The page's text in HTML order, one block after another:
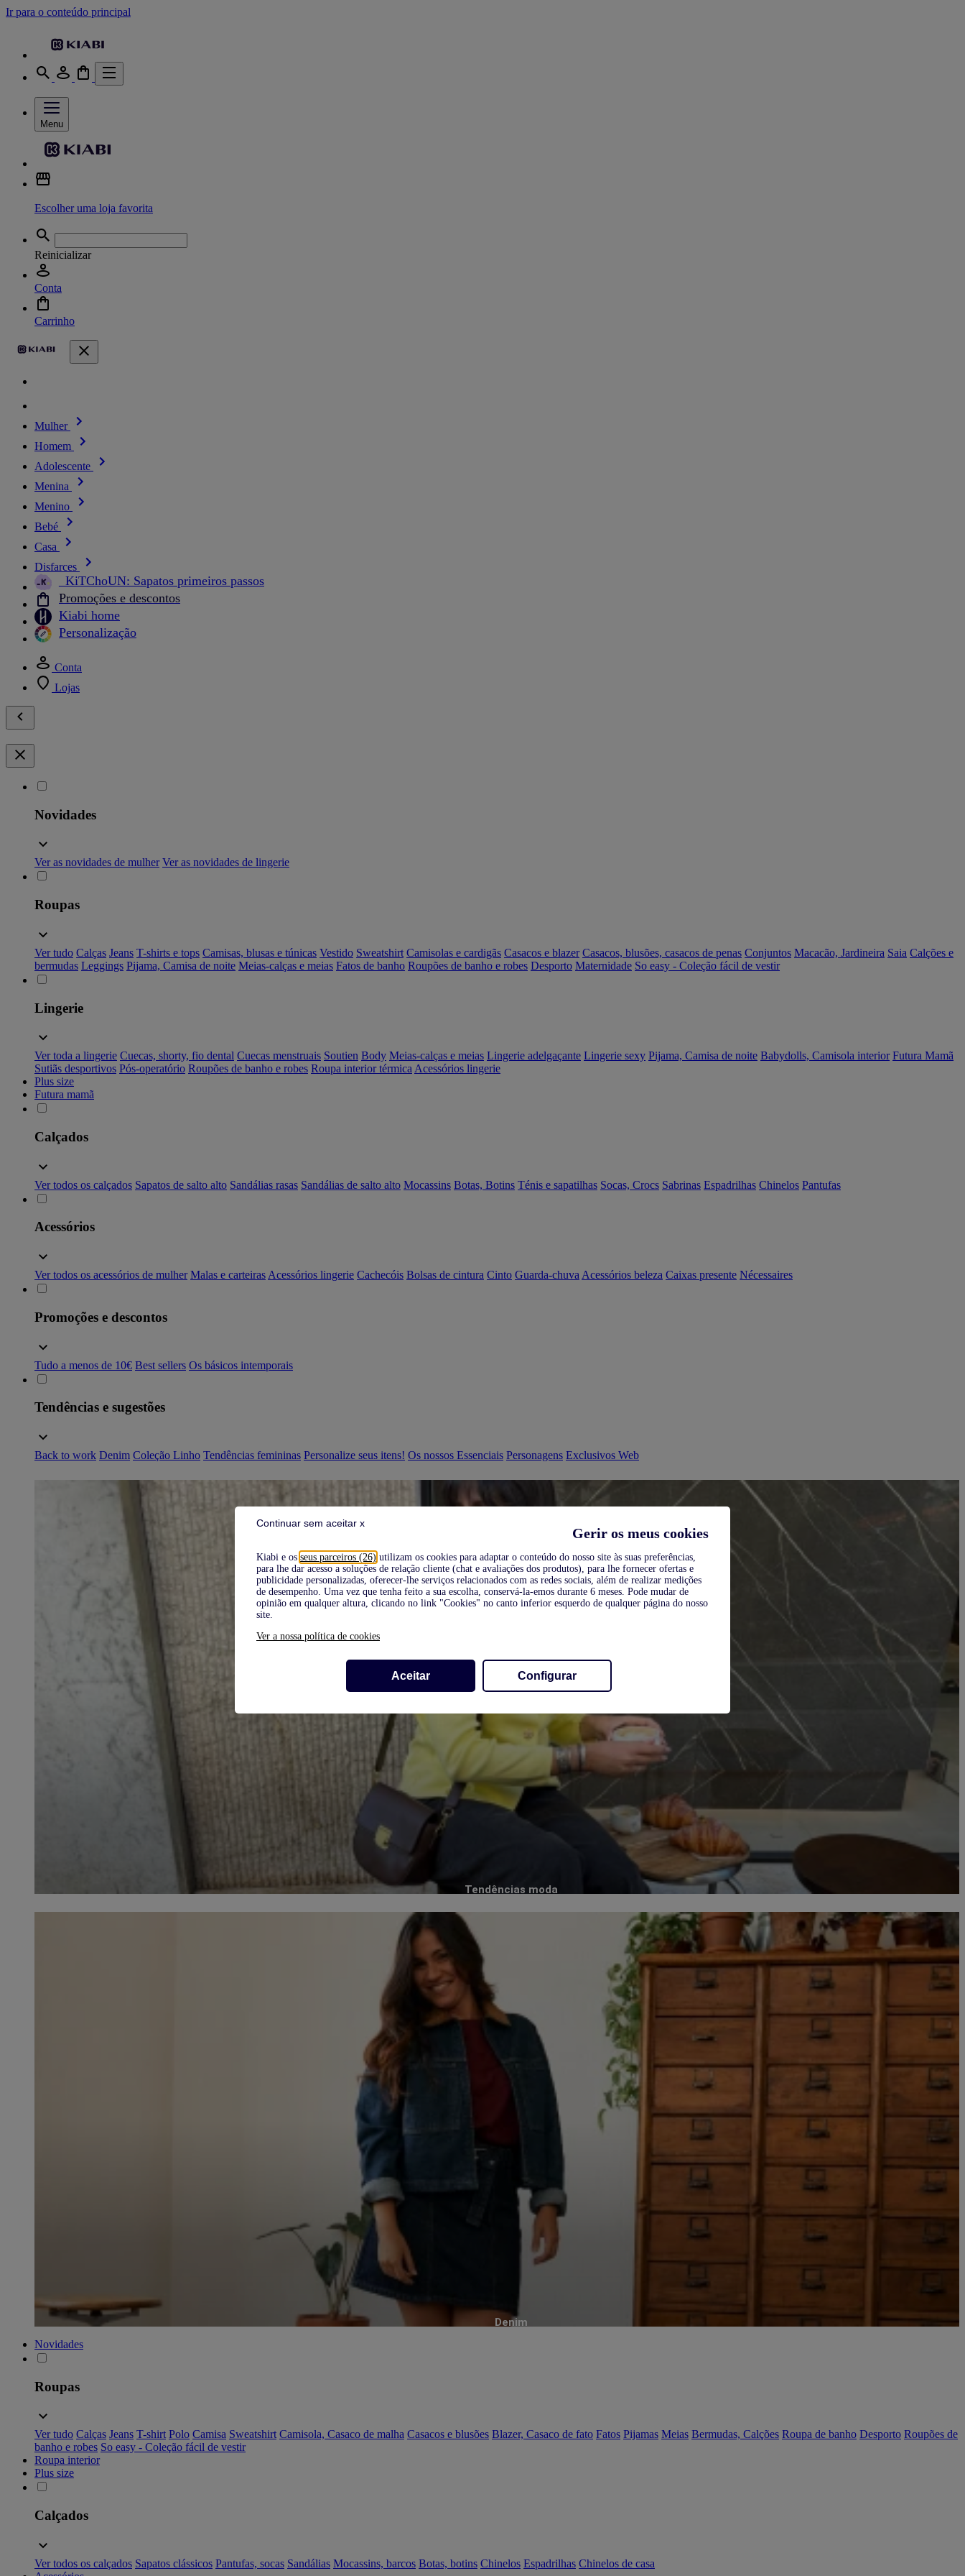
Gerir os meus cookies
Kiabi e os seus parceiros (26) utilizam os cookies para adaptar o conteúdo do nosso site às suas preferências,
para lhe dar acesso a soluções de relação cliente (chat e avaliações dos produtos), para lhe fornecer ofertas e
publicidade personalizadas, oferecer-lhe serviços relacionados com as redes sociais, além de realizar medições
de desempenho. Uma vez que tenha feito a sua escolha, conservá-la-emos durante 6 meses. Pode mudar de
opinião em qualquer altura, clicando no link "Cookies" no canto inferior esquerdo de qualquer página do nosso
site.
Ver a nossa política de cookies
Aceitar Configurar
Continuar sem aceitar x
Ir para o conteúdo principal
Menu
Escolher uma loja favorita
Reinicializar
Conta
Carrinho
Mulher
Homem
Adolescente
Menina
Menino
Bebé
Casa
Disfarces
_KiTChoUN: Sapatos primeiros passos
Promoções e descontos
Kiabi home
Personalização
Conta
Lojas
Novidades
Ver as novidades de mulher Ver as novidades de lingerie
Roupas
Ver tudo Calças Jeans T-shirts e tops Camisas, blusas e túnicas Vestido Sweatshirt Camisolas e cardigãs Casacos e blazer Casacos, blusões, casacos de penas Conjuntos Macacão, Jardineira Saia Calções e
bermudas Leggings Pijama, Camisa de noite Meias-calças e meias Fatos de banho Roupões de banho e robes Desporto Maternidade So easy - Coleção fácil de vestir
Lingerie
Ver toda a lingerie Cuecas, shorty, fio dental Cuecas menstruais Soutien Body Meias-calças e meias Lingerie adelgaçante Lingerie sexy Pijama, Camisa de noite Babydolls, Camisola interior Futura Mamã
Sutiãs desportivos Pós-operatório Roupões de banho e robes Roupa interior térmica Acessórios lingerie
Plus size
Futura mamã
Calçados
Ver todos os calçados Sapatos de salto alto Sandálias rasas Sandálias de salto alto Mocassins Botas, Botins Ténis e sapatilhas Socas, Crocs Sabrinas Espadrilhas Chinelos Pantufas
Acessórios
Ver todos os acessórios de mulher Malas e carteiras Acessórios lingerie Cachecóis Bolsas de cintura Cinto Guarda-chuva Acessórios beleza Caixas presente Nécessaires
Promoções e descontos
Tudo a menos de 10€ Best sellers Os básicos intemporais
Tendências e sugestões
Back to work Denim Coleção Linho Tendências femininas Personalize seus itens! Os nossos Essenciais Personagens Exclusivos Web
Tendências moda
Denim
Novidades
Roupas
Ver tudo Calças Jeans T-shirt Polo Camisa Sweatshirt Camisola, Casaco de malha Casacos e blusões Blazer, Casaco de fato Fatos Pijamas Meias Bermudas, Calções Roupa de banho Desporto Roupões de
banho e robes So easy - Coleção fácil de vestir
Roupa interior
Plus size
Calçados
Ver todos os calçados Sapatos clássicos Pantufas, socas Sandálias Mocassins, barcos Botas, botins Chinelos Espadrilhas Chinelos de casa